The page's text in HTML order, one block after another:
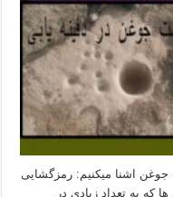
اشنا میکنیم: رمزگشایی
که به تعداد زیادی در